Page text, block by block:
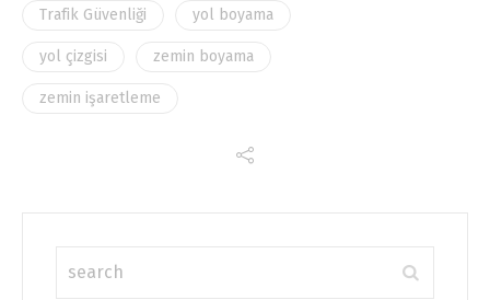
Trafik Güvenliği yol boyama
yol çizgisi zemin boyama
zemin işaretleme